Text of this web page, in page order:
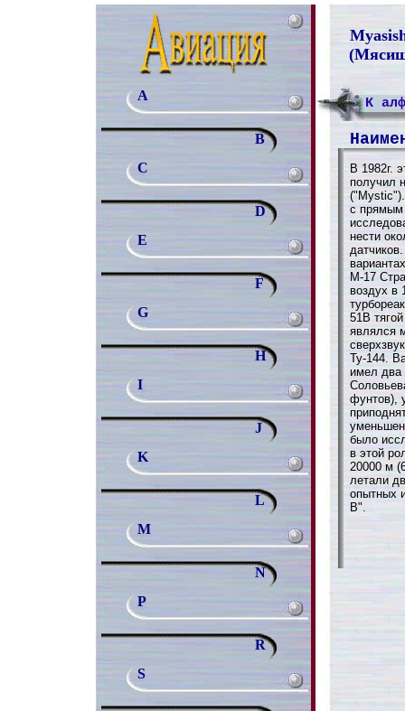
A
B
C
D
E
F
G
H
I
J
K
L
M
N
P
R
S
К
В 1982г.
получил
с прямым
нести
М-17
воздух в
51В
являлся
Ту-144.
имел два
фунтов),
было
в этой
20000 м
летали
опытных
B".